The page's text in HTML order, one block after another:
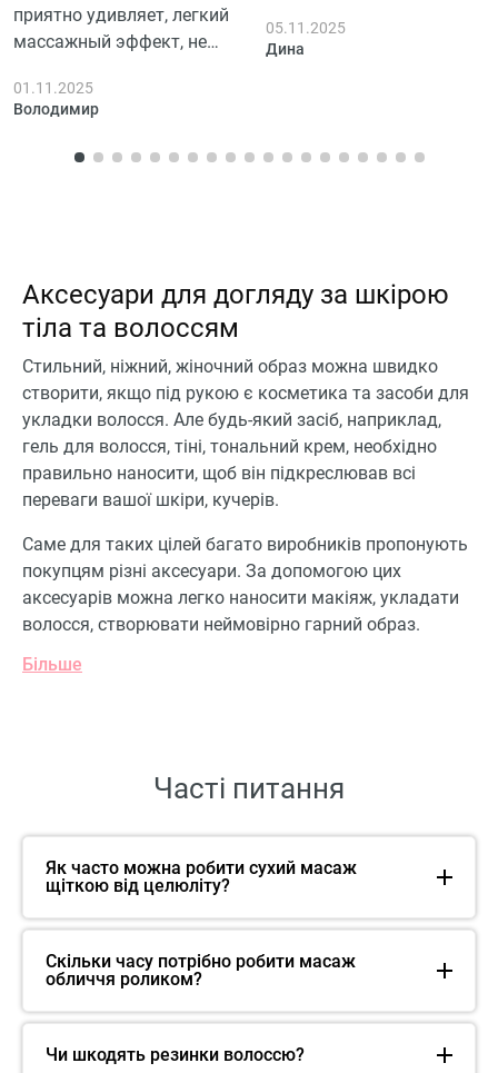
приятно удивляет, легкий
массажный эффект, не
просто аксесуар для
ухода за бородой, но
справляеться хорошо.
01.11.2025
Володимир
05.11.2025
Дина
Аксесуари для догляду за шкірою
тіла та волоссям
Стильний, ніжний, жіночний образ можна швидко
створити, якщо під рукою є косметика та засоби для
укладки волосся. Але будь-який засіб, наприклад,
гель для волосся, тіні, тональний крем, необхідно
правильно наносити, щоб він підкреслював всі
переваги вашої шкіри, кучерів.
Саме для таких цілей багато виробників пропонують
покупцям різні аксесуари. За допомогою цих
аксесуарів можна легко наносити макіяж, укладати
волосся, створювати неймовірно гарний образ.
Більше
Часті питання
Як часто можна робити сухий масаж
щіткою від целюліту?
Скільки часу потрібно робити масаж
обличчя роликом?
Чи шкодять резинки волоссю?